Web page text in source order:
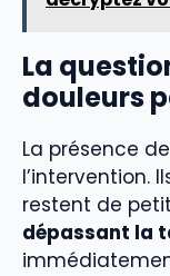
La
douleurs
La présence
l’intervention.
restent de
dépassant la